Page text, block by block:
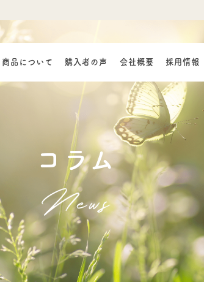
商品について 購入者の声 会社概要 採用情報
コラム